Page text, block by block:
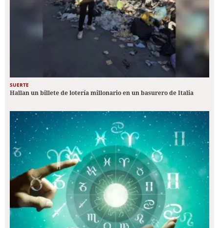
SUERTE
Hallan un billete de lotería millonario en un basurero de Italia